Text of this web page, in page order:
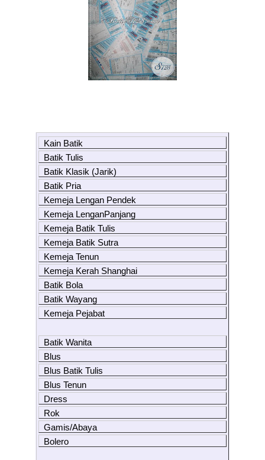
Kain Batik
Batik Tulis
Batik Klasik (Jarik)
Batik Pria
Kemeja Lengan Pendek
Kemeja LenganPanjang
Kemeja Batik Tulis
Kemeja Batik Sutra
Kemeja Tenun
Kemeja Kerah Shanghai
Batik Bola
Batik Wayang
Kemeja Pejabat
Batik Wanita
Blus
Blus Batik Tulis
Blus Tenun
Dress
Rok
Gamis/Abaya
Bolero